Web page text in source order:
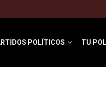
POLÍTICOS TU